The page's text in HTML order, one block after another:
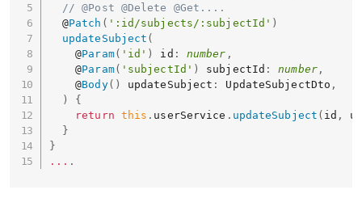
// @Post @Delete @Get....
  @
Patch ( ':id/subjects/:subjectId' )
updateSubject (
    @
Param( 'id' ) id : number ,
    @
Param( 'subjectId' ) subjectId : number,
    @
Body( ) updateSubject : UpdateSubjectDto ,
)
{
return this . userService . updateSubject ( id ,
}
}
... .